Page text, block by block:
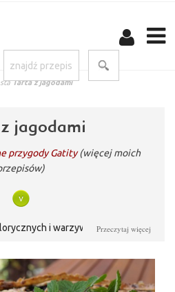
Tarta z jagodami
jagodami
przygody Gatity (więcej moich
i warzywnych przepisów
z dodatkiem mielonych migdałów.
jagód będą też dojrzałe borówki
Przeczytaj więcej